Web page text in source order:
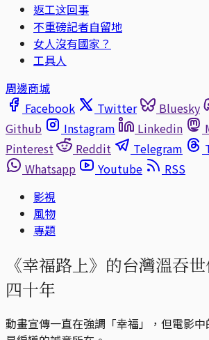
返工这回事
不重磅記者自留地
女人沒有國家？
工具人
周邊商城
Facebook
Twitter Bluesky
Github
Instagram Linkedin
Pinterest
Reddit Telegram
Whatsapp
Youtube
RSS
影視
風物
專題
《幸福路上》的台灣溫吞
四十年
動畫宣傳一直在強調「幸福」，但電影